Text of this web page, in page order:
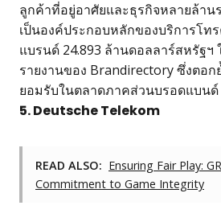
ลูกค้าที่อยู่อาศัยและธุรกิจหลายล้าน
เป็นองค์ประกอบหลักของบริการโ
แบรนด์ 24.893 ล้านดอลลาร์สหรัฐฯ
รายงานของ Brandirectory ซึ่งตอก
ยอมรับในตลาดภาคส่วนบรอดแบนด์
5. Deutsche Telekom
READ ALSO: Ensuring Fair Play:
Commitment to Game Integrity